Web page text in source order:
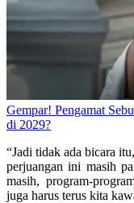
Gempar! Pengamat
di 2029?
“Jadi tidak ada bicara
perjuangan ini masih
masih, program-
juga harus terus kita